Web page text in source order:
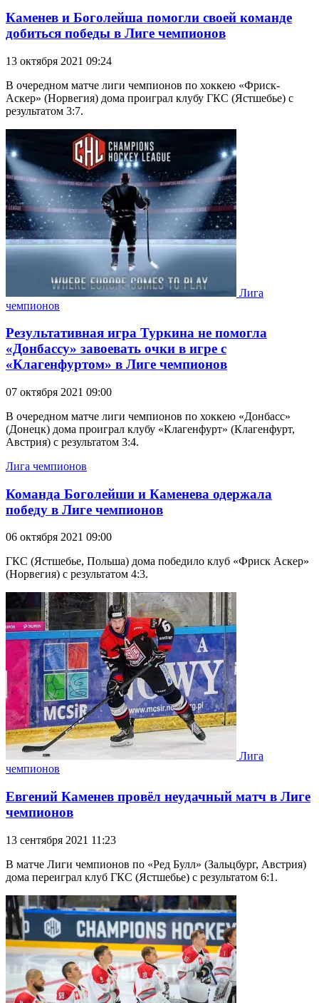
Каменев и Боголейша помогли своей команде
добиться победы в Лиге чемпионов
13 октября 2021 09:24
В очередном матче лиги чемпионов по хоккею «Фриск-
Аскер» (Норвегия) дома проиграл клубу ГКС (Ястшебье) с
результатом 3:7.
Лига
чемпионов
Результативная игра Туркина не помогла
«Донбассу» завоевать очки в игре с
«Клагенфуртом» в Лиге чемпионов
07 октября 2021 09:00
В очередном матче лиги чемпионов по хоккею «Донбасс»
(Донецк) дома проиграл клубу «Клагенфурт» (Клагенфурт,
Австрия) с результатом 3:4.
Лига чемпионов
Команда Боголейши и Каменева одержала
победу в Лиге чемпионов
06 октября 2021 09:00
ГКС (Ястшебье, Польша) дома победило клуб «Фриск Аскер»
(Норвегия) с результатом 4:3.
Лига
чемпионов
Евгений Каменев провёл неудачный матч в Лиге
чемпионов
13 сентября 2021 11:23
В матче Лиги чемпионов по «Ред Булл» (Зальцбург, Австрия)
дома переиграл клуб ГКС (Ястшебье) с результатом 6:1.